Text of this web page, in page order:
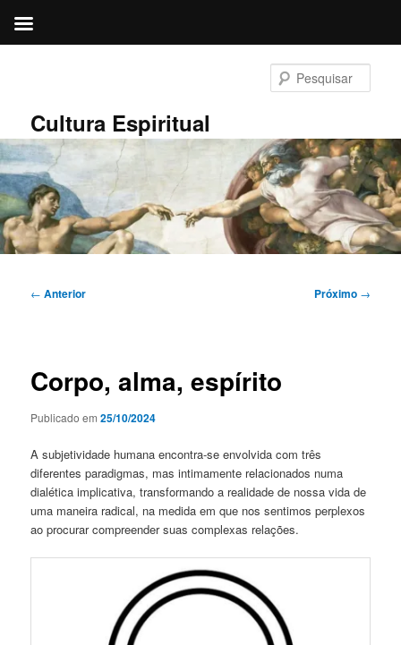
principalCultura Espiritual
Navegação
← Anterior Próximo →
Corpo, alma, espírito
Publicado em25/10/2024
A subjetividade humana encontra-se envolvida com três
diferentes paradigmas, mas intimamente relacionados numa
dialética implicativa, transformando a realidade de nossa vida de
uma maneira radical, na medida em que nos sentimos perplexos
ao procurar compreender suas complexas relações.